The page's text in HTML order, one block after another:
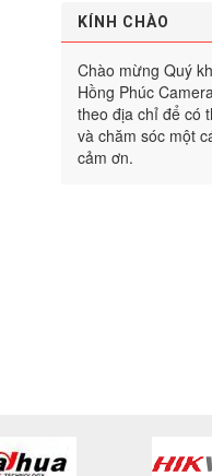
KÍNH CHÀO
Chào mừng Quý
Hồng Phúc
theo địa chỉ để có
và chăm sóc một
cảm ơn.